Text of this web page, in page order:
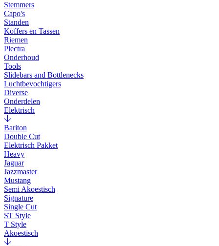
Stemmers
Capo's
Standen
Koffers en Tassen
Riemen
Plectra
Onderhoud
Tools
Slidebars and Bottlenecks
Luchtbevochtigers
Diverse
Onderdelen
Elektrisch
Bariton
Double Cut
Elektrisch Pakket
Heavy
Jaguar
Jazzmaster
Mustang
Semi Akoestisch
Signature
Single Cut
ST Style
T Style
Akoestisch